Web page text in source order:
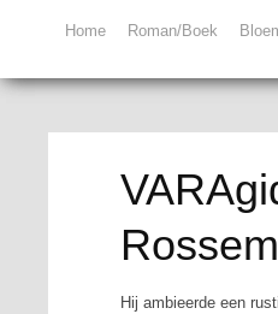
Home Roman/Boek
Rossem
Hij ambieerde een